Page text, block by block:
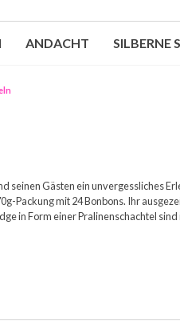
ANDACHT SILBERNE
seinen Gästen ein unvergessliches
Packung mit 24 Bonbons. Ihr
in Form einer Pralinenschachtel